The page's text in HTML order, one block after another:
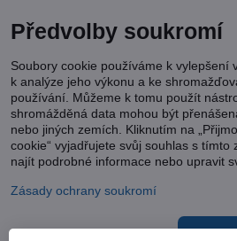
Předvolby soukromí
Soubory cookie používáme k vylepšení
k analýze jeho výkonu a ke
používání. Můžeme k tomu použít
shromážděná data mohou být
nebo jiných zemích. Kliknutím na
cookie“ vyjadřujete svůj souhlas s
najít podrobné informace nebo upravit
Zásady ochrany soukromí